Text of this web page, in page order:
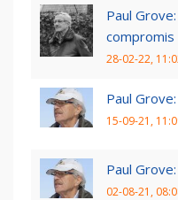
Paul
compromis
28-02-22,
Paul
15-09-21,
Paul
02-08-21,